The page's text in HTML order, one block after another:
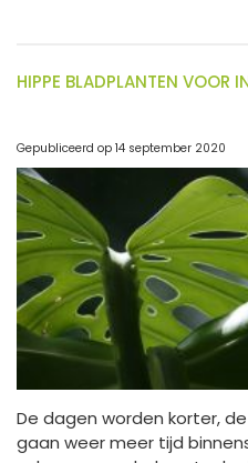
HIPPE BLADPLANTEN VOOR
Gepubliceerd op 14 september 2020
De dagen worden korter,
gaan weer meer tijd